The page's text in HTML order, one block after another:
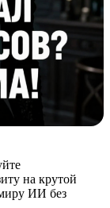
на крутой
ИИ без